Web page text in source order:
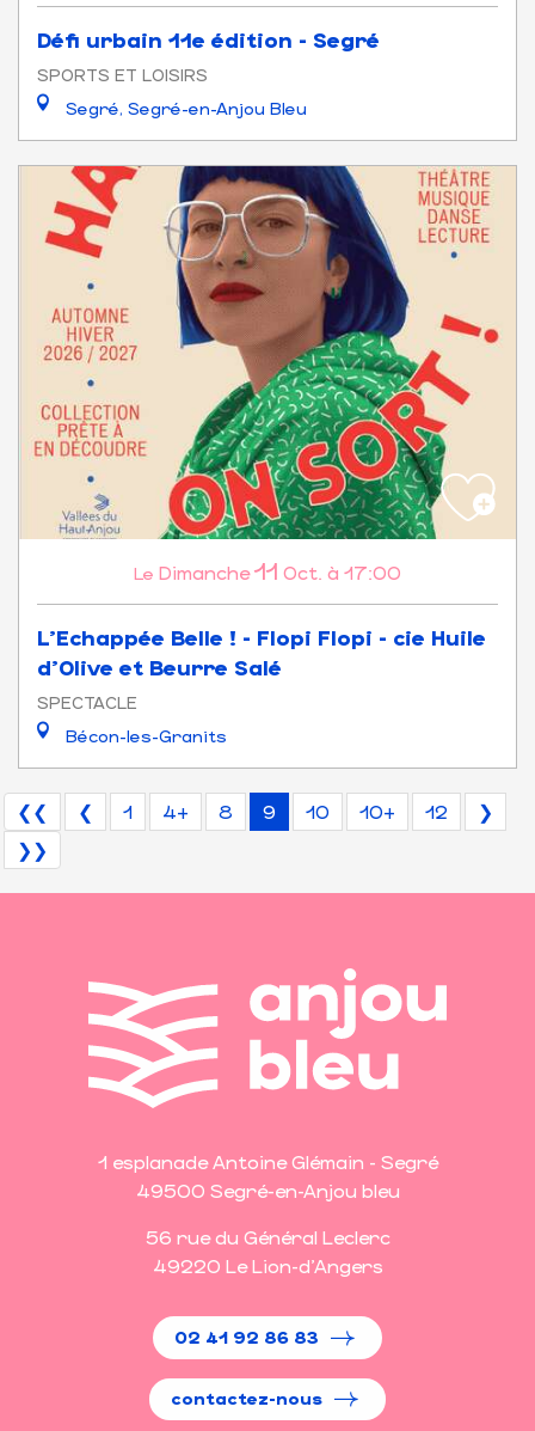
Défi urbain 11e édition - Segré
SPORTS ET LOISIRS
Segré, Segré-en-Anjou Bleu
Le Dimanche 11 Oct. à 17:00
L'Echappée Belle ! - Flopi Flopi - cie Huile
d'Olive et Beurre Salé
SPECTACLE
Bécon-les-Granits
❮❮ ❮ 1 4+ 8 9 10 10+ 12
❯
❯❯
1 esplanade Antoine Glémain - Segré
49500 Segré-en-Anjou bleu
56 rue du Général Leclerc
49220 Le Lion-d'Angers
02 41 92 86 83
contactez-nous